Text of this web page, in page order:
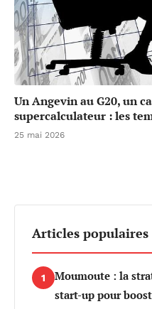
Un Angevin au G20, un
supercalculateur : les
25 mai 2026
Articles populaires
1
Moumoute : la
start-up pour